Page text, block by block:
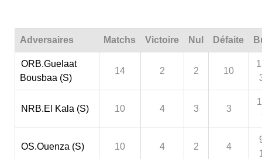
Adversaires Matchs Victoire Nul Défaite
ORB.Guelaat
Bousbaa (S)
14 2 2 10
NRB.El Kala (S) 10 4 3 3
OS.Ouenza (S) 10 4 2 4